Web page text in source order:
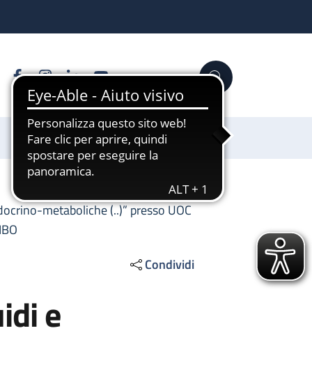
FacebookInstagram
LinkedinYouTube Cerca
Sostienici
metaboliche (..)” presso UOC
e
Condividi